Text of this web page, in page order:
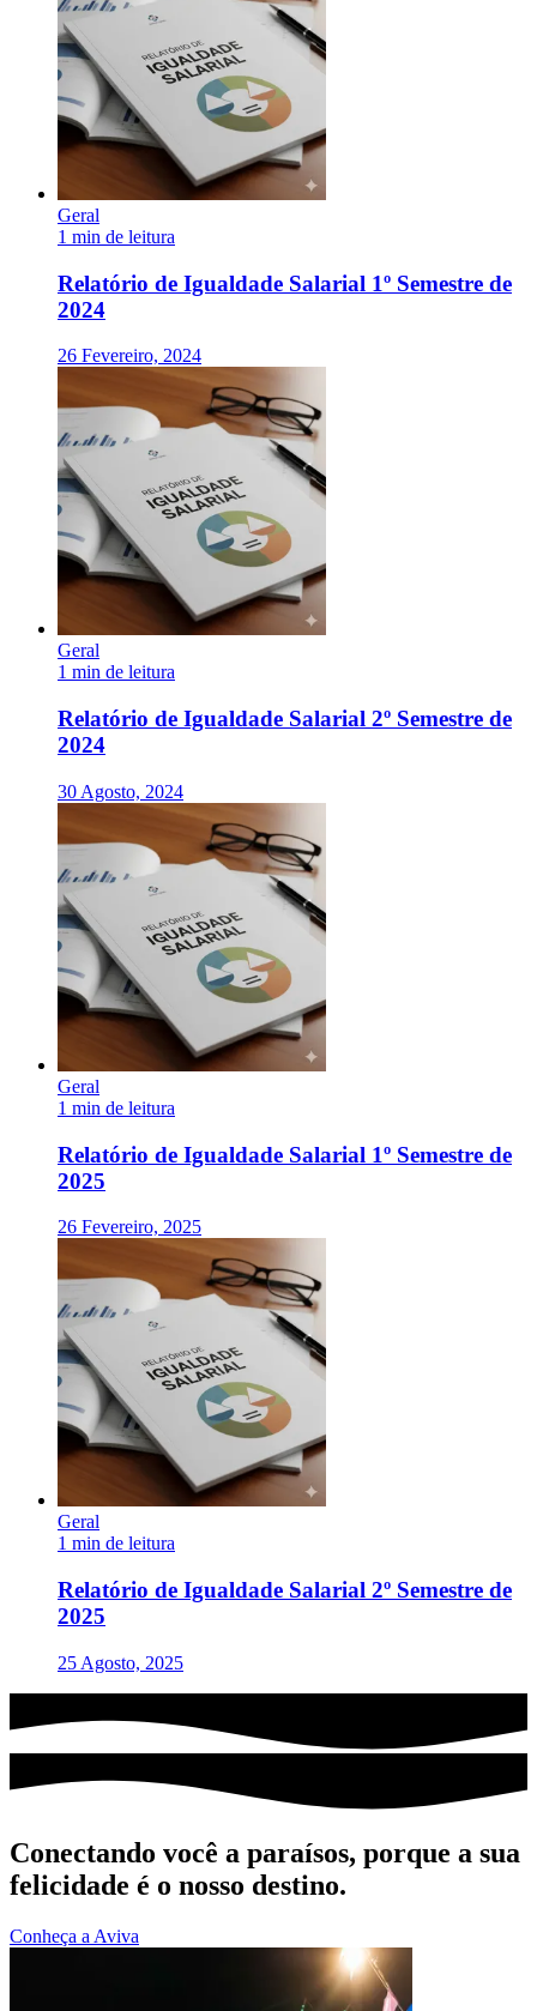
Geral
1 min de leitura
Relatório de Igualdade Salarial 1º Semestre de
2024
26 Fevereiro, 2024
Geral
1 min de leitura
Relatório de Igualdade Salarial 2º Semestre de
2024
30 Agosto, 2024
Geral
1 min de leitura
Relatório de Igualdade Salarial 1º Semestre de
2025
26 Fevereiro, 2025
Geral
1 min de leitura
Relatório de Igualdade Salarial 2º Semestre de
2025
25 Agosto, 2025
Conectando você a paraísos, porque a sua
felicidade é o nosso destino.
Conheça a Aviva